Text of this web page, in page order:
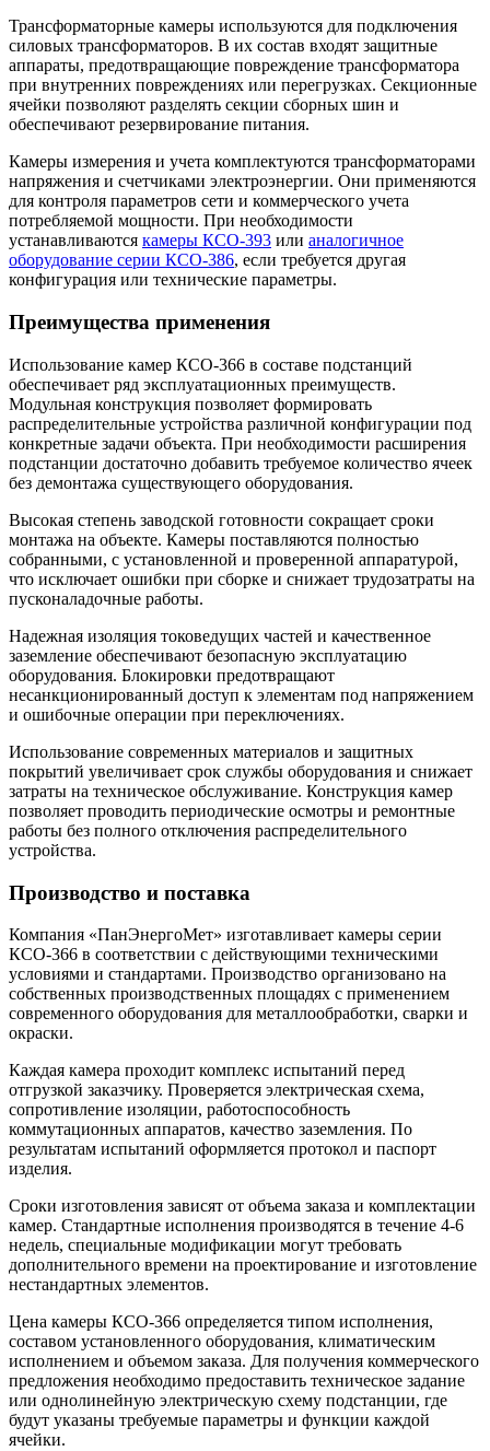
Трансформаторные камеры используются для подключения
силовых трансформаторов. В их состав входят защитные
аппараты, предотвращающие повреждение трансформатора
при внутренних повреждениях или перегрузках. Секционные
ячейки позволяют разделять секции сборных шин и
обеспечивают резервирование питания.
Камеры измерения и учета комплектуются трансформаторами
напряжения и счетчиками электроэнергии. Они применяются
для контроля параметров сети и коммерческого учета
потребляемой мощности. При необходимости
устанавливаются камеры КСО-393 или аналогичное
оборудование серии КСО-386, если требуется другая
конфигурация или технические параметры.
Преимущества применения
Использование камер КСО-366 в составе подстанций
обеспечивает ряд эксплуатационных преимуществ.
Модульная конструкция позволяет формировать
распределительные устройства различной конфигурации под
конкретные задачи объекта. При необходимости расширения
подстанции достаточно добавить требуемое количество ячеек
без демонтажа существующего оборудования.
Высокая степень заводской готовности сокращает сроки
монтажа на объекте. Камеры поставляются полностью
собранными, с установленной и проверенной аппаратурой,
что исключает ошибки при сборке и снижает трудозатраты на
пусконаладочные работы.
Надежная изоляция токоведущих частей и качественное
заземление обеспечивают безопасную эксплуатацию
оборудования. Блокировки предотвращают
несанкционированный доступ к элементам под напряжением
и ошибочные операции при переключениях.
Использование современных материалов и защитных
покрытий увеличивает срок службы оборудования и снижает
затраты на техническое обслуживание. Конструкция камер
позволяет проводить периодические осмотры и ремонтные
работы без полного отключения распределительного
устройства.
Производство и поставка
Компания «ПанЭнергоМет» изготавливает камеры серии
КСО-366 в соответствии с действующими техническими
условиями и стандартами. Производство организовано на
собственных производственных площадях с применением
современного оборудования для металлообработки, сварки и
окраски.
Каждая камера проходит комплекс испытаний перед
отгрузкой заказчику. Проверяется электрическая схема,
сопротивление изоляции, работоспособность
коммутационных аппаратов, качество заземления. По
результатам испытаний оформляется протокол и паспорт
изделия.
Сроки изготовления зависят от объема заказа и комплектации
камер. Стандартные исполнения производятся в течение 4-6
недель, специальные модификации могут требовать
дополнительного времени на проектирование и изготовление
нестандартных элементов.
Цена камеры КСО-366 определяется типом исполнения,
составом установленного оборудования, климатическим
исполнением и объемом заказа. Для получения коммерческого
предложения необходимо предоставить техническое задание
или однолинейную электрическую схему подстанции, где
будут указаны требуемые параметры и функции каждой
ячейки.